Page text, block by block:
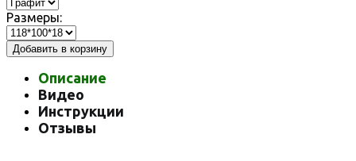
Размеры:
Добавить в корзину
Описание
Видео
Инструкции
Отзывы